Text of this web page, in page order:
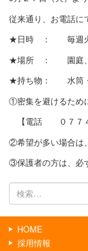
従来通り、お電話に
★日時 ： 毎週火
★場所 ： 園庭、
★持ち物： 水筒・
①密集を避けるため
【電話 ０７７４
②希望が多い場合は
③保護者の方は、必
検
索:
HOME
採用情報